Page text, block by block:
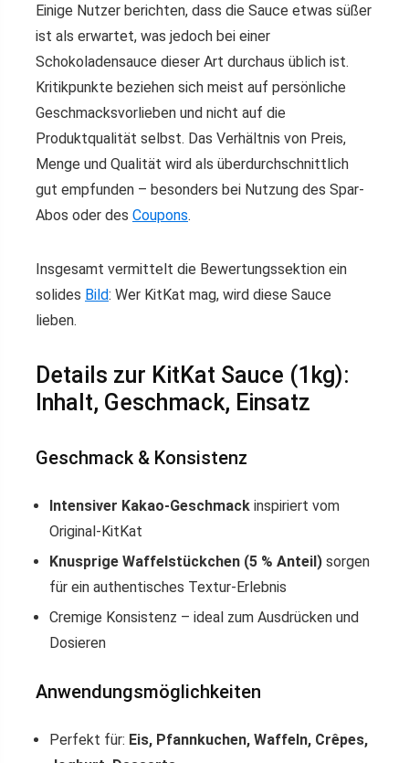
Einige Nutzer berichten, dass die Sauce etwas süßer
ist als erwartet, was jedoch bei einer
Schokoladensauce dieser Art durchaus üblich ist.
Kritikpunkte beziehen sich meist auf persönliche
Geschmacksvorlieben und nicht auf die
Produktqualität selbst. Das Verhältnis von Preis,
Menge und Qualität wird als überdurchschnittlich
gut empfunden – besonders bei Nutzung des Spar-
Abos oder des Coupons.
Insgesamt vermittelt die Bewertungssektion ein
solides Bild: Wer KitKat mag, wird diese Sauce
lieben.
Details zur KitKat Sauce (1kg):
Inhalt, Geschmack, Einsatz
Geschmack & Konsistenz
Intensiver Kakao-Geschmack inspiriert vom
Original-KitKat
Knusprige Waffelstückchen (5 % Anteil) sorgen
für ein authentisches Textur-Erlebnis
Cremige Konsistenz – ideal zum Ausdrücken und
Dosieren
Anwendungsmöglichkeiten
Perfekt für: Eis, Pfannkuchen, Waffeln, Crêpes,